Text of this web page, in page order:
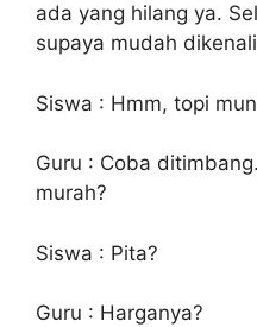
ada yang hilang ya.
supaya mudah
Siswa : Hmm, topi
Guru : Coba
murah?
Siswa : Pita?
Guru : Harganya?